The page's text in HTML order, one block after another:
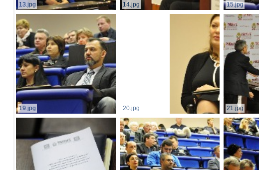
13.jpg 14.jpg 15.jpg
19.jpg 20.jpg 21.jpg